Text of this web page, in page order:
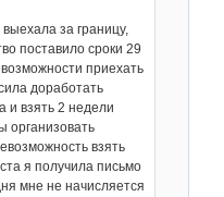
за границу,
поставило сроки 29
приехать
доработать
и взять 2 недели
организовать
взять
я получила письмо
мне не начисляется